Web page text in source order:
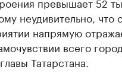
неудивительно, что
напрямую
всего
Татарстана.